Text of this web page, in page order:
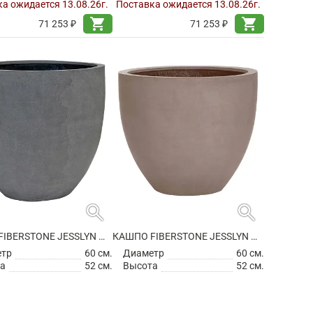
ожидается 13.08.26г.
71 253 ₽
shopping_cart
Поставка ожидается 13.08.26г.
71 253 ₽
shopping_cart
search
КАШПО FIBERSTONE JESSLYN M GREY
60 см.
52 см.
search
КАШПО FIBERSTONE JESSLYN M, TAUPE
Диаметр
60 см.
Высота
52 см.